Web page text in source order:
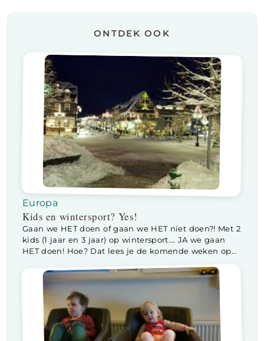
ONTDEK OOK
Europa
Kids en wintersport? Yes!
Gaan we HET doen of gaan we HET niet doen?! Met 2
kids (1 jaar en 3 jaar) op wintersport…. JA we gaan
HET doen! Hoe? Dat lees je de komende weken op
gaat om wintersport. Wij zijn lovers!! Lekker buiten
in de kou […]